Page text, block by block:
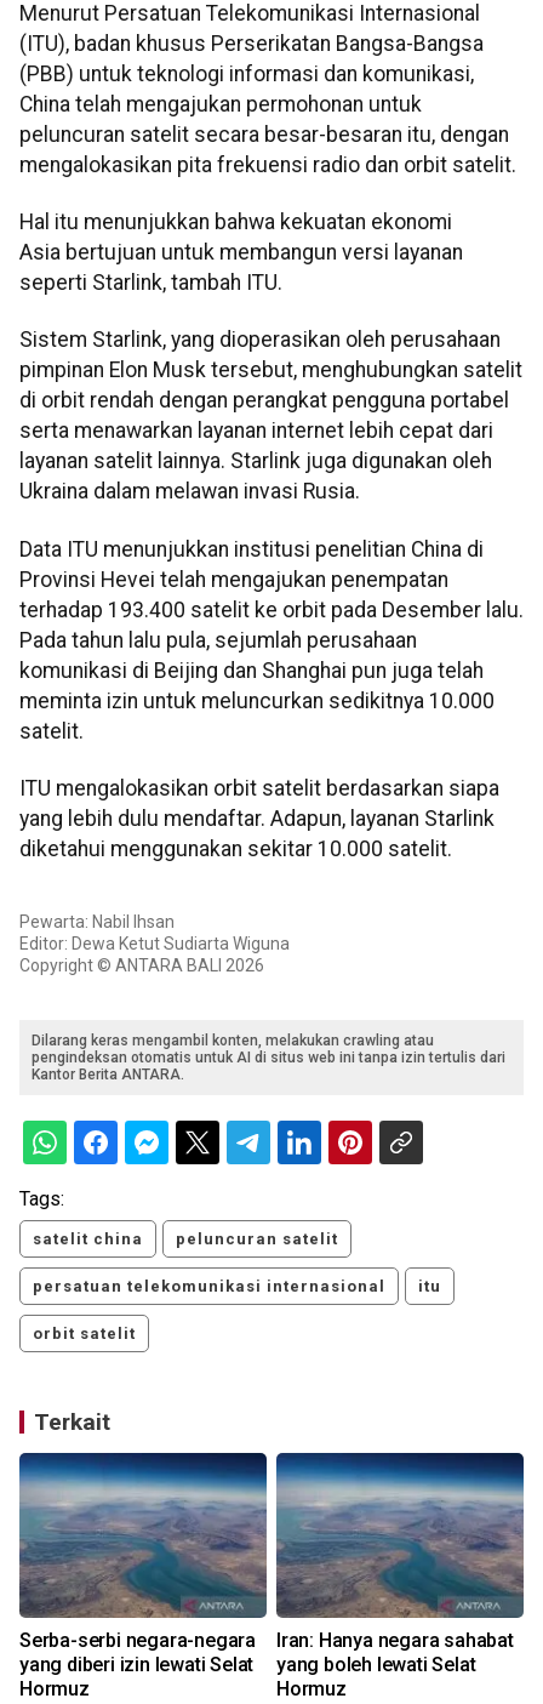
Menurut Persatuan Telekomunikasi Internasional
(ITU), badan khusus Perserikatan Bangsa-Bangsa
(PBB) untuk teknologi informasi dan komunikasi,
China telah mengajukan permohonan untuk
peluncuran satelit secara besar-besaran itu, dengan
mengalokasikan pita frekuensi radio dan orbit satelit.
Hal itu menunjukkan bahwa kekuatan ekonomi
Asia bertujuan untuk membangun versi layanan
seperti Starlink, tambah ITU.
Sistem Starlink, yang dioperasikan oleh perusahaan
pimpinan Elon Musk tersebut, menghubungkan satelit
di orbit rendah dengan perangkat pengguna portabel
serta menawarkan layanan internet lebih cepat dari
layanan satelit lainnya. Starlink juga digunakan oleh
Ukraina dalam melawan invasi Rusia.
Data ITU menunjukkan institusi penelitian China di
Provinsi Hevei telah mengajukan penempatan
terhadap 193.400 satelit ke orbit pada Desember lalu.
Pada tahun lalu pula, sejumlah perusahaan
komunikasi di Beijing dan Shanghai pun juga telah
meminta izin untuk meluncurkan sedikitnya 10.000
satelit.
ITU mengalokasikan orbit satelit berdasarkan siapa
yang lebih dulu mendaftar. Adapun, layanan Starlink
diketahui menggunakan sekitar 10.000 satelit.
Pewarta: Nabil Ihsan
Editor: Dewa Ketut Sudiarta Wiguna
Copyright © ANTARA BALI 2026
Dilarang keras mengambil konten, melakukan crawling atau
pengindeksan otomatis untuk AI di situs web ini tanpa izin tertulis dari
Kantor Berita ANTARA.
Tags:
satelit china peluncuran satelit
persatuan telekomunikasi internasional itu
orbit satelit
Terkait
Serba-serbi negara-negara
yang diberi izin lewati Selat
Hormuz
Iran: Hanya negara sahabat
yang boleh lewati Selat
Hormuz